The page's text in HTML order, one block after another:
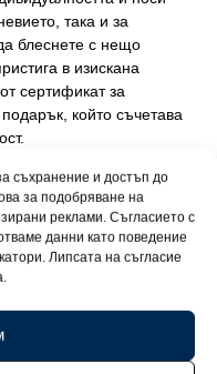
съхранение и достъп до
за подобряване на
реклами. Съгласието с
данни като поведение
Липсата на съгласие
така и за
блеснете с нещо
в изискана
сертификат за
който съчетава